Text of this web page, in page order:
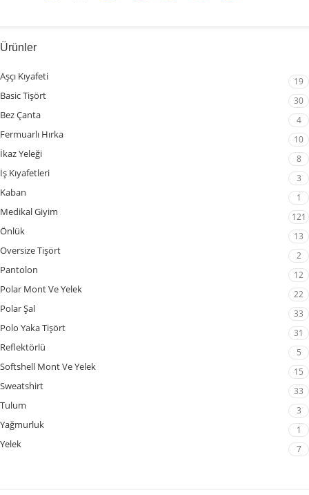
Ürünler
Aşçı Kıyafeti 19
Basic Tişört 30
Bez Çanta 4
Fermuarlı Hırka 10
İkaz Yeleği 8
İş Kıyafetleri 3
Kaban 1
Medikal Giyim 121
Önlük 13
Oversize Tişört 2
Pantolon 12
Polar Mont Ve Yelek 22
Polar Şal 33
Polo Yaka Tişört 31
Reflektörlü 5
Softshell Mont Ve Yelek 15
Sweatshirt 33
Tulum 3
Yağmurluk 1
Yelek 7